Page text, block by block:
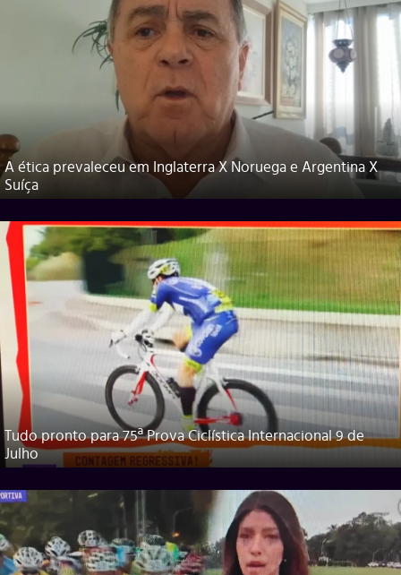
A ética prevaleceu em Inglaterra X Noruega e Argentina X
Suíça
Tudo pronto para 75ª Prova Ciclística Internacional 9 de
Julho